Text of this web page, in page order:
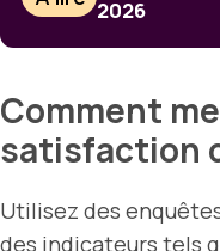
2026
Comment
satisfaction
Utilisez des
des indicateurs tels